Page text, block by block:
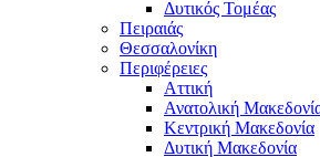
Δυτικός Τομέας
Πειραιάς
Θεσσαλονίκη
Περιφέρειες
Αττική
Ανατολική
Κεντρική Μακεδονία
Δυτική Μακεδονία